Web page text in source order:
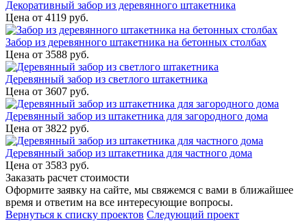
Декоративный забор из деревянного штакетника
Цена от 4119 руб.
Забор из деревянного штакетника на бетонных столбах
Цена от 3588 руб.
Деревянный забор из светлого штакетника
Цена от 3607 руб.
Деревянный забор из штакетника для загородного дома
Цена от 3822 руб.
Деревянный забор из штакетника для частного дома
Цена от 3583 руб.
Заказать расчет стоимости
Оформите заявку на сайте, мы свяжемся с вами в ближайшее
время и ответим на все интересующие вопросы.
Вернуться к списку проектов Следующий проект